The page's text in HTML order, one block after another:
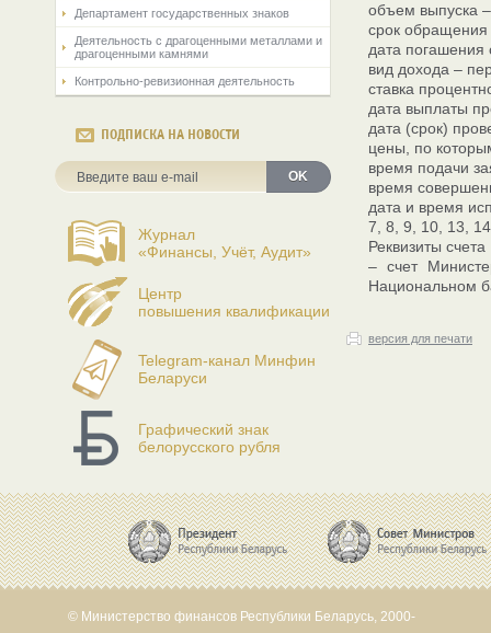
Департамент государственных знаков
Деятельность с драгоценными металлами и
драгоценными камнями
Контрольно-ревизионная деятельность
ПОДПИСКА НА НОВОСТИ
OK
Журнал
«Финансы, Учёт, Аудит»
Центр
повышения квалификации
Telegram-канал Минфин
Беларуси
Графический знак
белорусского рубля
объем выпуска
срок обращения
дата погашения
вид дохода –
ставка
дата выплаты
дата (срок)
цены, по
время подачи
время
дата и время
7, 8, 9, 10, 13,
Реквизиты
– счет
Национальном
версия для печати
© Министерство финансов Республики Беларусь, 2000-